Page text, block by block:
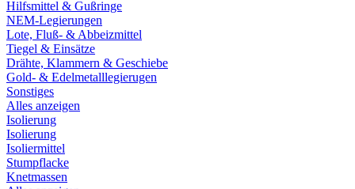
Hilfsmittel & Gußringe
NEM-Legierungen
Lote, Fluß- & Abbeizmittel
Tiegel & Einsätze
Drähte, Klammern & Geschiebe
Gold- & Edelmetalllegierugen
Sonstiges
Alles anzeigen
Isolierung
Isolierung
Isoliermittel
Stumpflacke
Knetmassen